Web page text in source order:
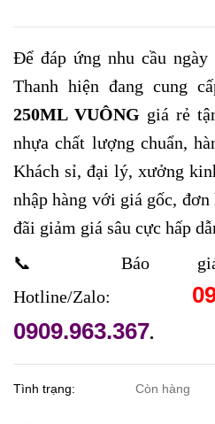
Để đáp ứng nhu cầu
Thanh hiện đang cung
250ML VUÔNG giá rẻ
nhựa chất lượng chuẩn,
Khách sỉ, đại lý, xưởng
nhập hàng với giá gốc,
đãi giảm giá sâu cực hấp
📞 Báo giá
Hotline/Zalo:
0909.963.367.
Tình trạng: Còn hàng